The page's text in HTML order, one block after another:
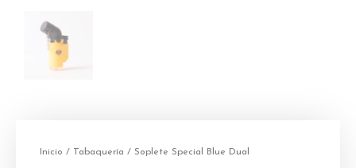
Inicio / Tabaquería / Soplete Special Blue Dual